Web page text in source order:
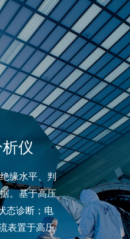
仪
缘水平、判
。基于高压
态诊断；电
表置于高压